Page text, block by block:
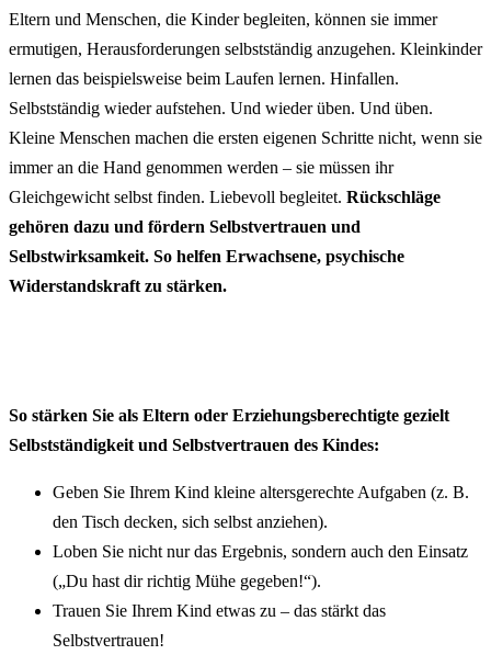
Eltern und Menschen, die Kinder begleiten, können sie immer
ermutigen, Herausforderungen selbstständig anzugehen. Kleinkinder
lernen das beispielsweise beim Laufen lernen. Hinfallen.
Selbstständig wieder aufstehen. Und wieder üben. Und üben.
Kleine Menschen machen die ersten eigenen Schritte nicht, wenn sie
immer an die Hand genommen werden – sie müssen ihr
Gleichgewicht selbst finden. Liebevoll begleitet. Rückschläge
gehören dazu und fördern Selbstvertrauen und
Selbstwirksamkeit. So helfen Erwachsene, psychische
Widerstandskraft zu stärken.
So stärken Sie als Eltern oder Erziehungsberechtigte gezielt
Selbstständigkeit und Selbstvertrauen des Kindes:
Geben Sie Ihrem Kind kleine altersgerechte Aufgaben (z. B.
den Tisch decken, sich selbst anziehen).
Loben Sie nicht nur das Ergebnis, sondern auch den Einsatz
(„Du hast dir richtig Mühe gegeben!“).
Trauen Sie Ihrem Kind etwas zu – das stärkt das
Selbstvertrauen!